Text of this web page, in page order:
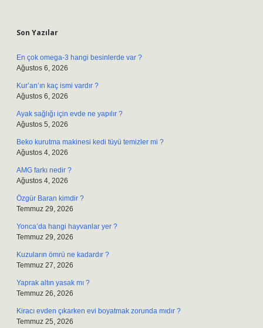
Son Yazılar
En çok omega-3 hangi besinlerde var ?
Ağustos 6, 2026
Kur’an’ın kaç ismi vardır ?
Ağustos 6, 2026
Ayak sağlığı için evde ne yapılır ?
Ağustos 5, 2026
Beko kurutma makinesi kedi tüyü temizler mi ?
Ağustos 4, 2026
AMG farkı nedir ?
Ağustos 4, 2026
Özgür Baran kimdir ?
Temmuz 29, 2026
Yonca’da hangi hayvanlar yer ?
Temmuz 29, 2026
Kuzuların ömrü ne kadardır ?
Temmuz 27, 2026
Yaprak altın yasak mı ?
Temmuz 26, 2026
Kiracı evden çıkarken evi boyatmak zorunda mıdır ?
Temmuz 25, 2026